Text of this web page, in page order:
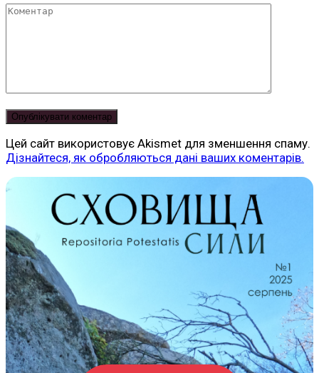
Коментар
Цей сайт використовує Akismet для зменшення спаму.
Дізнайтеся, як обробляються дані ваших коментарів.